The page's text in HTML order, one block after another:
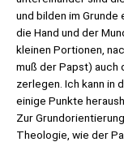
und bilden im Grunde
die Hand und der
kleinen Portionen,
muß der Papst) auch
zerlegen. Ich kann in
einige Punkte
Zur
Theologie, wie der